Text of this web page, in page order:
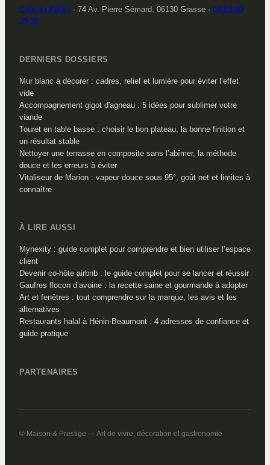
Café du Palais · 74 Av. Pierre Sémard, 06130 Grasse · 04 93 40
29 26
DERNIERS DOSSIERS
Mur blanc à décorer : cadres, relief et lumière pour éviter l’effet
vide
Accompagnement gigot d'agneau : 5 idées pour sublimer votre
viande
Touret en table basse : choisir le bon plateau, la bonne finition et
un résultat stable
Nettoyer une terrasse en composite sans l’abîmer, la méthode
douce et les erreurs à éviter
Vitaliseur de Marion : vapeur douce sous 95°, goût net et limites à
connaître
À LIRE AUSSI
Mynexity : guide complet pour comprendre et bien utiliser l’espace
client
Devenir co-hôte airbnb : le guide complet pour se lancer et réussir
Gaufres flocon d’avoine : la recette saine et gourmande à adopter
Art et fenêtres : tout comprendre sur la marque, les avis et les
alternatives
Restaurants halal à Hénin-Beaumont : 4 adresses de confiance et
guide pratique
PARTENAIRES
© Maison & Prestige — Art de vivre, décoration et gastronomie